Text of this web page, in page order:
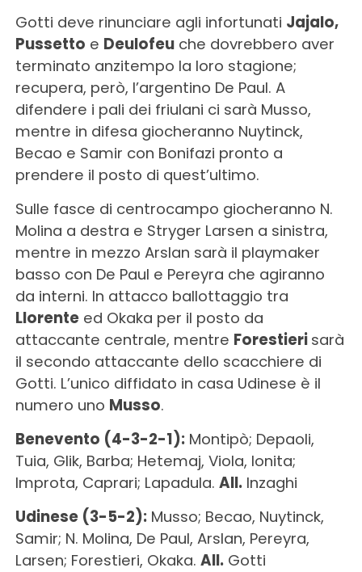
Gotti deve rinunciare agli infortunati Jajalo,
Pussetto e Deulofeuche dovrebbero aver
terminato anzitempo la loro stagione;
recupera, però, l’argentino De Paul. A
difendere i pali dei friulani ci sarà Musso,
mentre in difesa giocheranno Nuytinck,
Becao e Samir con Bonifazi pronto a
prendere il posto di quest’ultimo.
Sulle fasce di centrocampo giocheranno N.
Molina a destra e Stryger Larsen a sinistra,
mentre in mezzo Arslan sarà il playmaker
basso con De Paul e Pereyra che agiranno
da interni. In attacco ballottaggio tra
Llorenteed Okaka per il posto da
attaccante centrale, mentre Forestieri sarà
il secondo attaccante dello scacchiere di
Gotti. L’unico diffidato in casa Udinese è il
numero uno Musso.
Benevento (4-3-2-1):Montipò; Depaoli,
Tuia, Glik, Barba; Hetemaj, Viola, Ionita;
Improta, Caprari; Lapadula. All. Inzaghi
Udinese (3-5-2):Musso; Becao, Nuytinck,
Samir; N. Molina, De Paul, Arslan, Pereyra,
Larsen; Forestieri, Okaka. All. Gotti